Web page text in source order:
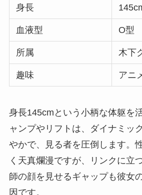
身長
血液型 O型
所属 木下
趣味 アニ
身長145cmという小柄な体躯を
ャンプやリフトは、ダイナミッ
やかで、見る者を圧倒します。
く天真爛漫ですが、リンクに立
師の顔を見せるギャップも彼女
因です。